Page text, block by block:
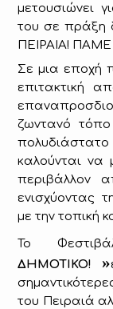
μετουσιώνει
του σε πράξη
ΠΕΙΡΑΙΑ!
Σε μια εποχή
επιτακτική
ζωντανό τόπο
πολυδιάστατο
καλούνται να
περιβάλλον
ενισχύοντας
με την τοπική
Το
ΔΗΜΟΤΙΚΟ! »
του Πειραιά